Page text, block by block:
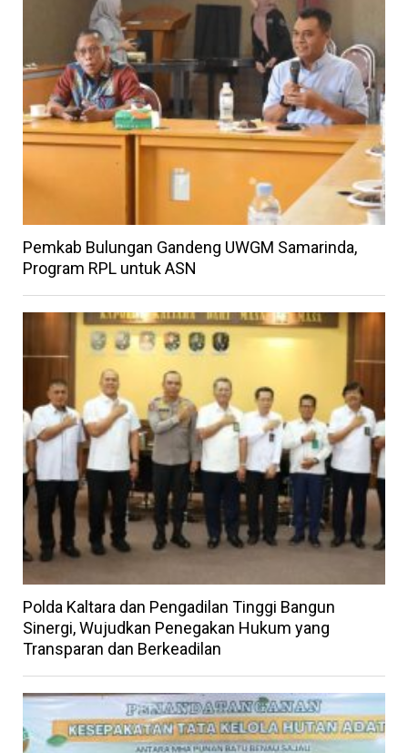
Pemkab Bulungan Gandeng UWGM Samarinda,
Program RPL untuk ASN
Polda Kaltara dan Pengadilan Tinggi Bangun
Sinergi, Wujudkan Penegakan Hukum yang
Transparan dan Berkeadilan